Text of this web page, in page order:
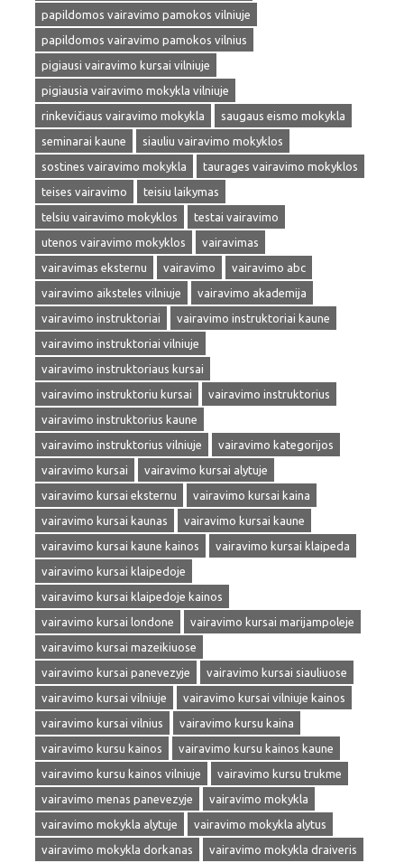
papildomos vairavimo pamokos vilniuje
papildomos vairavimo pamokos vilnius
pigiausi vairavimo kursai vilniuje
pigiausia vairavimo mokykla vilniuje
rinkevičiaus vairavimo mokykla
saugaus eismo mokykla
seminarai kaune
siauliu vairavimo mokyklos
sostines vairavimo mokykla
taurages vairavimo mokyklos
teises vairavimo
teisiu laikymas
telsiu vairavimo mokyklos
testai vairavimo
utenos vairavimo mokyklos
vairavimas
vairavimas eksternu
vairavimo
vairavimo abc
vairavimo aiksteles vilniuje
vairavimo akademija
vairavimo instruktoriai
vairavimo instruktoriai kaune
vairavimo instruktoriai vilniuje
vairavimo instruktoriaus kursai
vairavimo instruktoriu kursai
vairavimo instruktorius
vairavimo instruktorius kaune
vairavimo instruktorius vilniuje
vairavimo kategorijos
vairavimo kursai
vairavimo kursai alytuje
vairavimo kursai eksternu
vairavimo kursai kaina
vairavimo kursai kaunas
vairavimo kursai kaune
vairavimo kursai kaune kainos
vairavimo kursai klaipeda
vairavimo kursai klaipedoje
vairavimo kursai klaipedoje kainos
vairavimo kursai londone
vairavimo kursai marijampoleje
vairavimo kursai mazeikiuose
vairavimo kursai panevezyje
vairavimo kursai siauliuose
vairavimo kursai vilniuje
vairavimo kursai vilniuje kainos
vairavimo kursai vilnius
vairavimo kursu kaina
vairavimo kursu kainos
vairavimo kursu kainos kaune
vairavimo kursu kainos vilniuje
vairavimo kursu trukme
vairavimo menas panevezyje
vairavimo mokykla
vairavimo mokykla alytuje
vairavimo mokykla alytus
vairavimo mokykla dorkanas
vairavimo mokykla draiveris